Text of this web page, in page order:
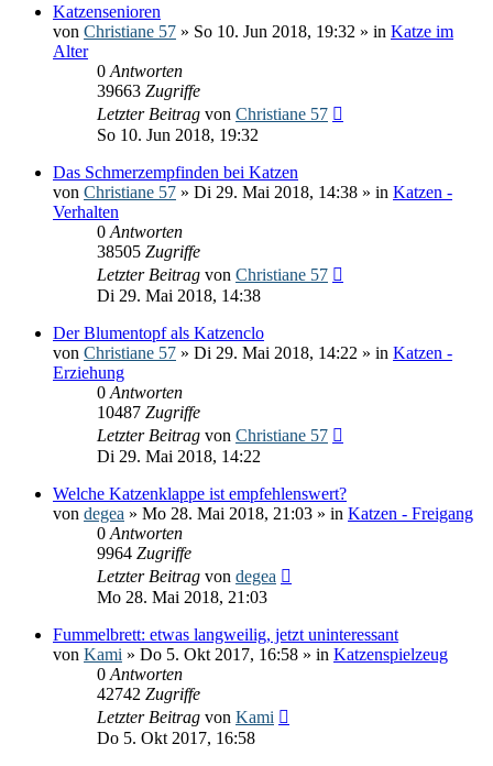
Katzensenioren
von Christiane 57 » So 10. Jun 2018, 19:32 » in Katze im
Alter
0 Antworten
39663 Zugriffe
Letzter Beitrag von Christiane 57
So 10. Jun 2018, 19:32
Das Schmerzempfinden bei Katzen
von Christiane 57 » Di 29. Mai 2018, 14:38 » in Katzen -
Verhalten
0 Antworten
38505 Zugriffe
Letzter Beitrag von Christiane 57
Di 29. Mai 2018, 14:38
Der Blumentopf als Katzenclo
von Christiane 57 » Di 29. Mai 2018, 14:22 » in Katzen -
Erziehung
0 Antworten
10487 Zugriffe
Letzter Beitrag von Christiane 57
Di 29. Mai 2018, 14:22
Welche Katzenklappe ist empfehlenswert?
von degea » Mo 28. Mai 2018, 21:03 » in Katzen - Freigang
0 Antworten
9964 Zugriffe
Letzter Beitrag von degea
Mo 28. Mai 2018, 21:03
Fummelbrett: etwas langweilig, jetzt uninteressant
von Kami » Do 5. Okt 2017, 16:58 » in Katzenspielzeug
0 Antworten
42742 Zugriffe
Letzter Beitrag von Kami
Do 5. Okt 2017, 16:58